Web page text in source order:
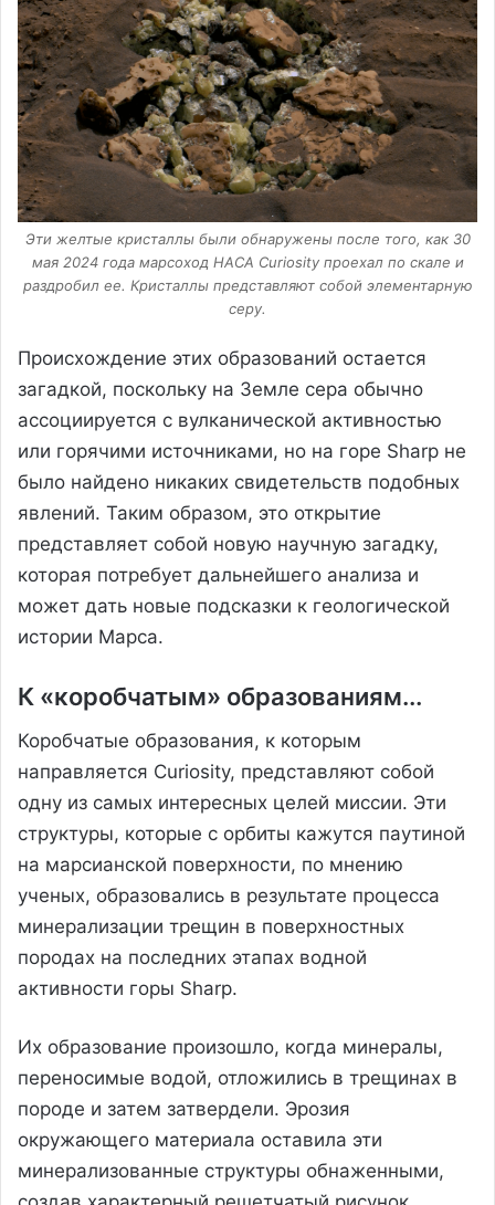
Эти желтые кристаллы были обнаружены после того, как 30
мая 2024 года марсоход НАСА Curiosity проехал по скале и
раздробил ее. Кристаллы представляют собой элементарную
серу.
Происхождение этих образований остается
загадкой, поскольку на Земле сера обычно
ассоциируется с вулканической активностью
или горячими источниками, но на горе Sharp не
было найдено никаких свидетельств подобных
явлений. Таким образом, это открытие
представляет собой новую научную загадку,
которая потребует дальнейшего анализа и
может дать новые подсказки к геологической
истории Марса.
К «коробчатым» образованиям...
Коробчатые образования, к которым
направляется Curiosity, представляют собой
одну из самых интересных целей миссии. Эти
структуры, которые с орбиты кажутся паутиной
на марсианской поверхности, по мнению
ученых, образовались в результате процесса
минерализации трещин в поверхностных
породах на последних этапах водной
активности горы Sharp.
Их образование произошло, когда минералы,
переносимые водой, отложились в трещинах в
породе и затем затвердели. Эрозия
окружающего материала оставила эти
минерализованные структуры обнаженными,